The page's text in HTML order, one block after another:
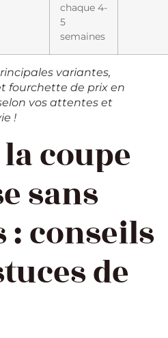
chaque 4-
5
semaines
variantes,
fourchette de prix en
vos attentes et
!
coupe
sans
: conseils
de